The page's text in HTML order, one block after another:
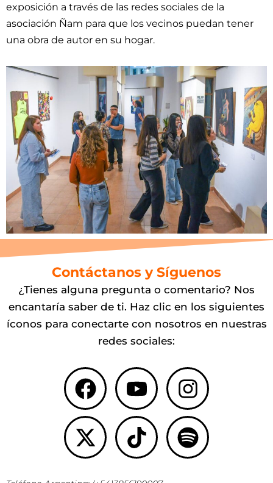
exposición a través de las redes sociales de la
asociación Ñam para que los vecinos puedan tener
una obra de autor en su hogar.
Contáctanos y Síguenos
¿Tienes alguna pregunta o comentario? Nos
encantaría saber de ti. Haz clic en los siguientes
íconos para conectarte con nosotros en nuestras
redes sociales:
Facebook
Youtube
X-
twitter
TiktokSpotify